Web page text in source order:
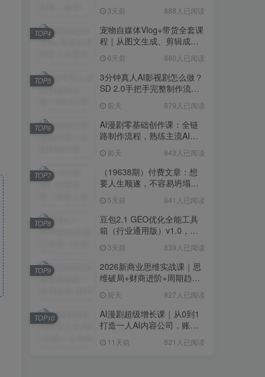
3天前 888人已阅读
宠物自媒体Vlog+带货全套课
程｜从图文生成、剪辑成片
6天前 880人已阅读
TOP4
3分钟真人AI影视剧怎么做？
SD 2.0手把手完整制作流程
无限生成
前天 879人已阅读
TOP5
AI漫剧零基础创作课：全链
路制作流程，熟练主流AI工
前天 843人已阅读
TOP6
（19638期）付费文章：想
要人生顺遂，不容易坍塌，
5天前 841人已阅读
TOP7
豆包2.1 GEO优化全能工具
箱（行业通用版）v1.0，会
景 3天前 839人已阅读
TOP8
2026新商业思维实战课｜思
维破局+财商进阶+周期趋势
度解析全体系
前天 827人已阅读
TOP9
AI漫剧超级增长课｜从0到1
打造一人AI内容公司，账号
流程实战
11天前 821人已阅读
TOP10